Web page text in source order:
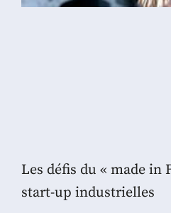
Les défis du « made in
start-up industrielles